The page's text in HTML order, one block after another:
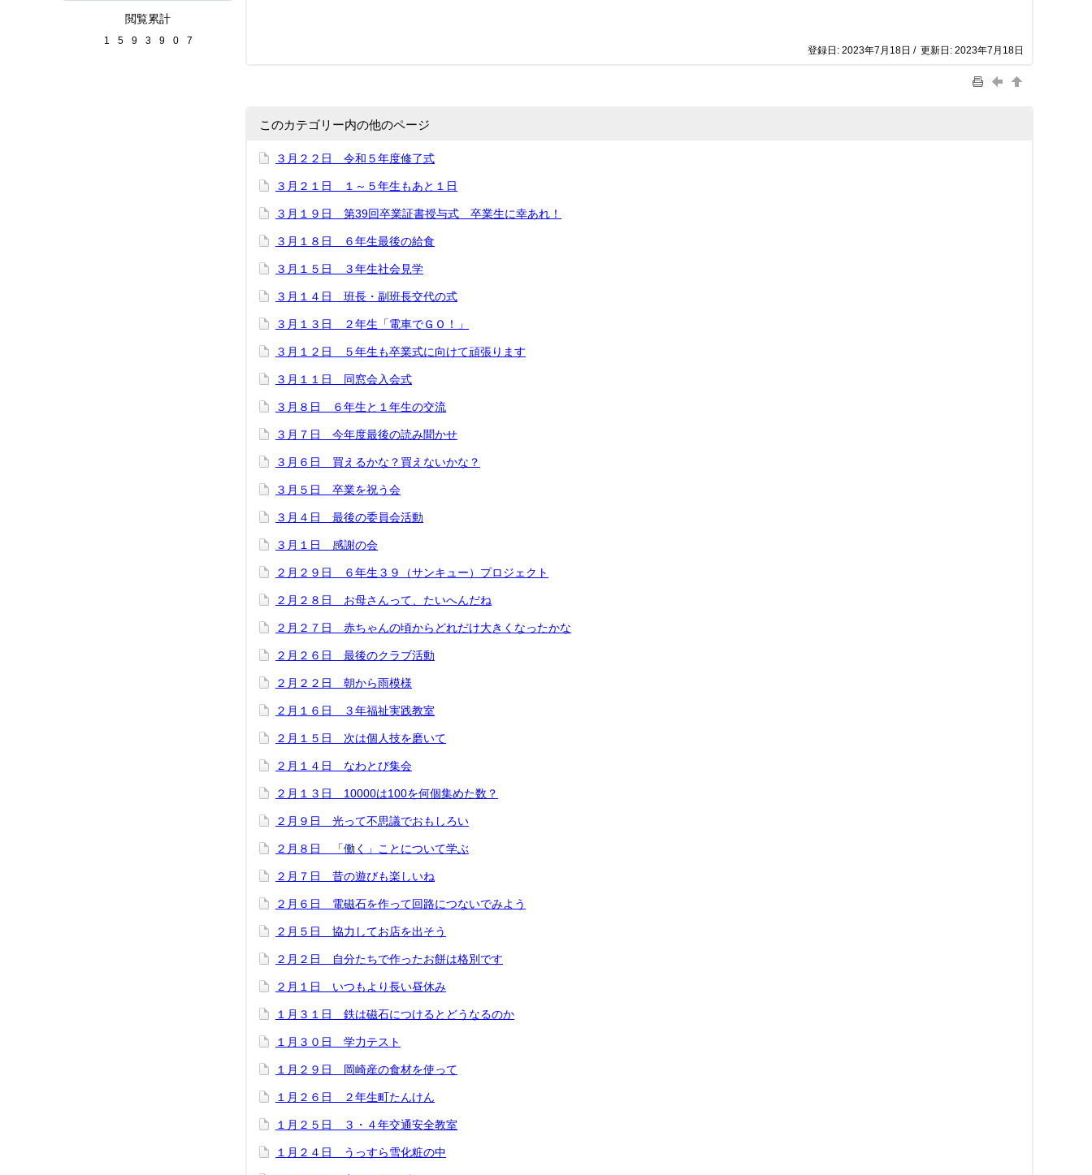
閲覧累計
1 5 9 3 9 0 7
登録日: 2023年7月18日 / 更新日: 2023年7月18日
このカテゴリー内の他のページ
３月２２日 令和５年度修了式
３月２１日 １～５年生もあと１日
３月１９日 第39回卒業証書授与式 卒業生に幸あれ！
３月１８日 ６年生最後の給食
３月１５日 ３年生社会見学
３月１４日 班長・副班長交代の式
３月１３日 ２年生「電車でＧＯ！」
３月１２日 ５年生も卒業式に向けて頑張ります
３月１１日 同窓会入会式
３月８日 ６年生と１年生の交流
３月７日 今年度最後の読み聞かせ
３月６日 買えるかな？買えないかな？
３月５日 卒業を祝う会
３月４日 最後の委員会活動
３月１日 感謝の会
２月２９日 ６年生３９（サンキュー）プロジェクト
２月２８日 お母さんって、たいへんだね
２月２７日 赤ちゃんの頃からどれだけ大きくなったかな
２月２６日 最後のクラブ活動
２月２２日 朝から雨模様
２月１６日 ３年福祉実践教室
２月１５日 次は個人技を磨いて
２月１４日 なわとび集会
２月１３日 10000は100を何個集めた数？
２月９日 光って不思議でおもしろい
２月８日 「働く」ことについて学ぶ
２月７日 昔の遊びも楽しいね
２月６日 電磁石を作って回路につないでみよう
２月５日 協力してお店を出そう
２月２日 自分たちで作ったお餅は格別です
２月１日 いつもより長い昼休み
１月３１日 鉄は磁石につけるとどうなるのか
１月３０日 学力テスト
１月２９日 岡崎産の食材を使って
１月２６日 ２年生町たんけん
１月２５日 ３・４年交通安全教室
１月２４日 うっすら雪化粧の中